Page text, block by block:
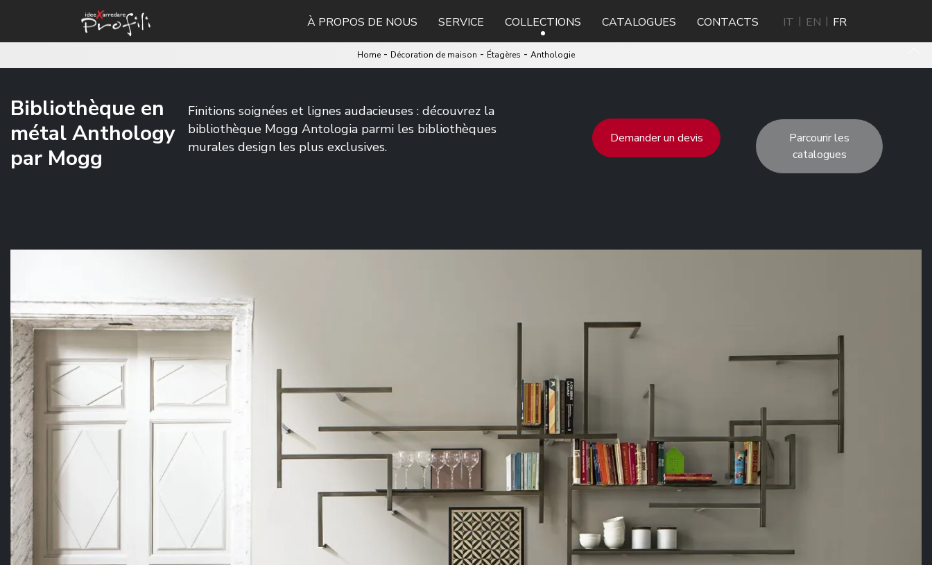
À PROPOS DE NOUS SERVICE COLLECTIONS CATALOGUES CONTACTS IT EN FR
Home - Décoration de maison - Étagères - Anthologie
Bibliothèque en
métal Anthology
par Mogg
Finitions soignées et lignes audacieuses : découvrez la
bibliothèque Mogg Antologia parmi les bibliothèques
murales design les plus exclusives.
Demander un devis
Parcourir les
catalogues